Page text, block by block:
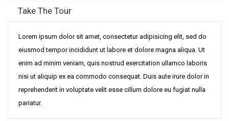
Take The Tour
Lorem ipsum dolor sit amet, consectetur adipisicing elit, sed do
eiusmod tempor incididunt ut labore et dolore magna aliqua. Ut
enim ad minim veniam, quis nostrud exercitation ullamco laboris
nisi ut aliquip ex ea commodo consequat. Duis aute irure dolor in
reprehenderit in voluptate velit esse cillum dolore eu fugiat nulla
pariatur.